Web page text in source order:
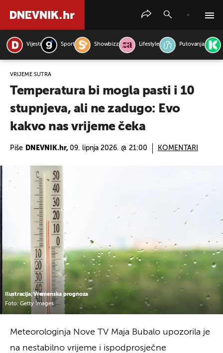
Vijesti Sport Showbizz Lifestyle Putovanja
VRIJEME SUTRA
Temperatura bi mogla pasti i 10
stupnjeva, ali ne zadugo: Evo
kakvo nas vrijeme čeka
Piše DNEVNIK.hr, 09. lipnja 2026. @ 21:00 KOMENTARI
Ilustracija; Vremenska prognoza
Foto: Getty Images
Meteorologinja Nove TV Maja Bubalo upozorila je
na nestabilno vrijeme i ispodprosječne
PRETRAŽITE VIJESTI